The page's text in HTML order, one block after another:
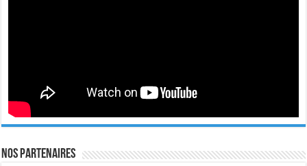
Nos Partenaires